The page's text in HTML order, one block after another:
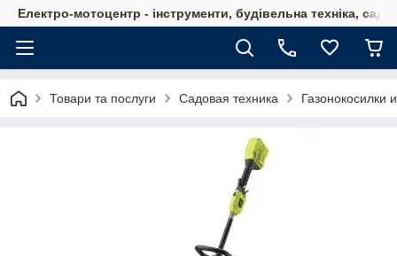
Електро-мотоцентр - інструменти, будівельна техніка,
Товари та послуги Садовая техника Газонокосилки